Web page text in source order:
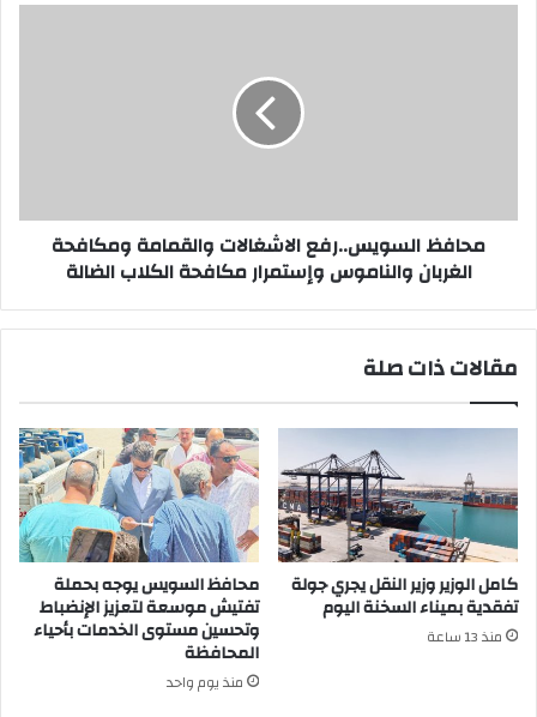
الشركات
مكافحة
الكلابمحافظ السويس..رفع الاشغالات والقمامة ومكافحة
الغربان والناموس وإستمرار مكافحة الكلاب الضالة
مقالات ذات صلة
كامل الوزير وزير النقل يجري جولة
تفقدية بميناء السخنة اليوم
منذ 13 ساعة
محافظ السويس يوجه بحملة
تفتيش موسعة لتعزيز الإنضباط
وتحسين مستوى الخدمات بأحياء
المحافظة
منذ يوم واحد